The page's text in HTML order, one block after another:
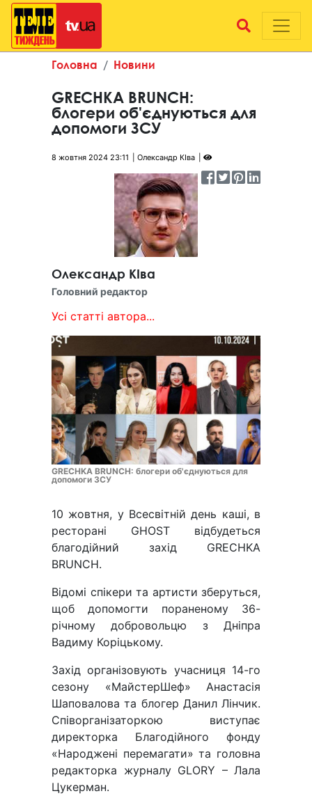
Головна Новини
GRECHKA BRUNCH:
блогери об'єднуються для
допомоги ЗСУ
8 жовтня 2024 23:11 Олександр КІва
Олександр КІва
Головний редактор
Усі статті автора...
GRECHKA BRUNCH: блогери об'єднуються для
допомоги ЗСУ
10 жовтня, у Всесвітній день каші, в
ресторані GHOST відбудеться
благодійний захід GRECHKA
BRUNCH.
Відомі спікери та артисти зберуться,
щоб допомогти пораненому 36-
річному добровольцю з Дніпра
Вадиму Коріцькому.
Захід організовують учасниця 14-го
сезону «МайстерШеф» Анастасія
Шаповалова та блогер Данил Лінчик.
Співорганізаторкою виступає
директорка Благодійного фонду
«Народжені перемагати» та головна
редакторка журналу GLORY – Лала
Цукерман.